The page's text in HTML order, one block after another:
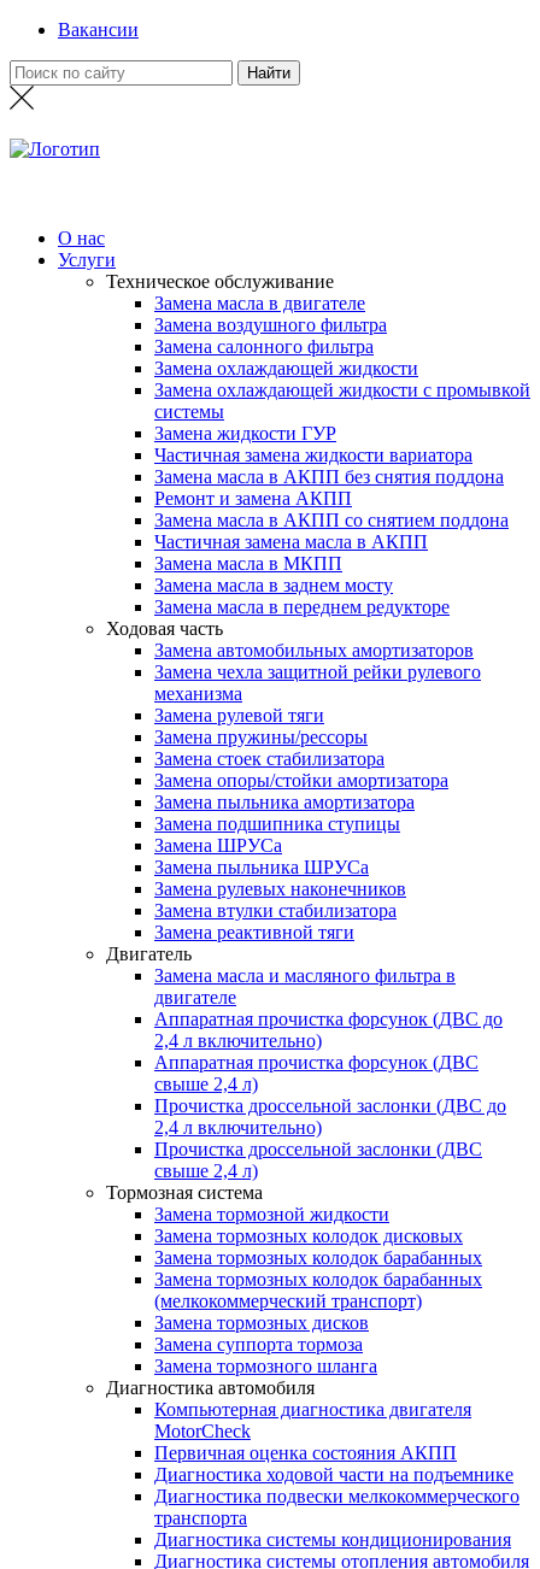
Вакансии
О нас
Услуги
Техническое обслуживание
Замена масла в двигателе
Замена воздушного фильтра
Замена салонного фильтра
Замена охлаждающей жидкости
Замена охлаждающей жидкости с промывкой
системы
Замена жидкости ГУР
Частичная замена жидкости вариатора
Замена масла в АКПП без снятия поддона
Ремонт и замена АКПП
Замена масла в АКПП со снятием поддона
Частичная замена масла в АКПП
Замена масла в МКПП
Замена масла в заднем мосту
Замена масла в переднем редукторе
Ходовая часть
Замена автомобильных амортизаторов
Замена чехла защитной рейки рулевого
механизма
Замена рулевой тяги
Замена пружины/рессоры
Замена стоек стабилизатора
Замена опоры/стойки амортизатора
Замена пыльника амортизатора
Замена подшипника ступицы
Замена ШРУСа
Замена пыльника ШРУСа
Замена рулевых наконечников
Замена втулки стабилизатора
Замена реактивной тяги
Двигатель
Замена масла и масляного фильтра в
двигателе
Аппаратная прочистка форсунок (ДВС до
2,4 л включительно)
Аппаратная прочистка форсунок (ДВС
свыше 2,4 л)
Прочистка дроссельной заслонки (ДВС до
2,4 л включительно)
Прочистка дроссельной заслонки (ДВС
свыше 2,4 л)
Тормозная система
Замена тормозной жидкости
Замена тормозных колодок дисковых
Замена тормозных колодок барабанных
Замена тормозных колодок барабанных
(мелкокоммерческий транспорт)
Замена тормозных дисков
Замена суппорта тормоза
Замена тормозного шланга
Диагностика автомобиля
Компьютерная диагностика двигателя
MotorCheсk
Первичная оценка состояния АКПП
Диагностика ходовой части на подъемнике
Диагностика подвески мелкокоммерческого
транспорта
Диагностика системы кондиционирования
Диагностика системы отопления автомобиля